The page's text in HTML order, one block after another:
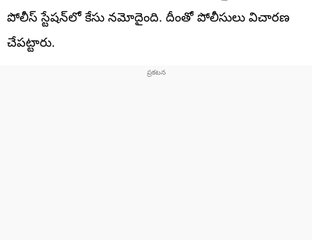
పోలీస్ స్టేషన్‌లో కేసు నమోదైంది. దీంతో పోలీసులు విచారణ
చేపట్టారు.